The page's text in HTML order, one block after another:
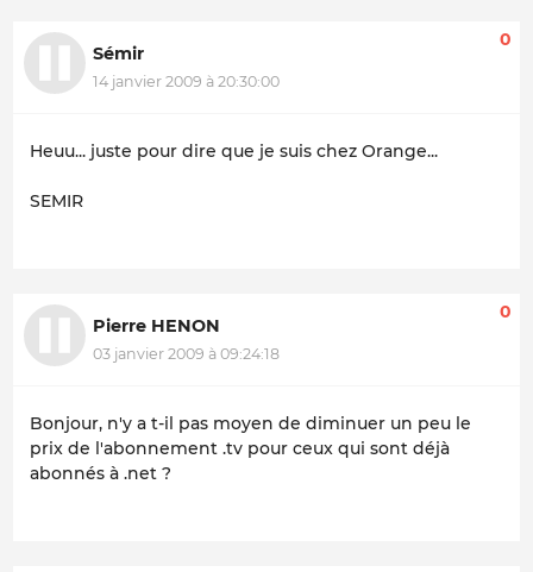
Sémir
14 janvier 2009 à 20:30:00
0
Heuu... juste pour dire que je suis chez Orange...
SEMIR
Pierre HENON
03 janvier 2009 à 09:24:18
0
Bonjour, n'y a t-il pas moyen de diminuer un peu le
prix de l'abonnement .tv pour ceux qui sont déjà
abonnés à .net ?